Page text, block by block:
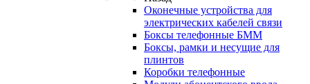
Оконечные устройства для
электрических кабелей связи
Боксы телефонные БММ
Боксы, рамки и несущие для
плинтов
Коробки телефонные